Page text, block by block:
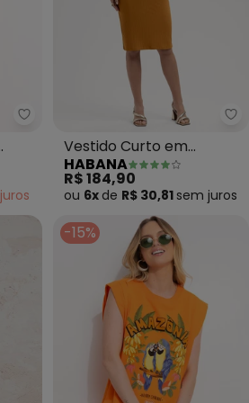
Colcci - Vestido Estampado
juros
Vestido Curto em
Canelado (Laranja)
HABANA
R$ 184,90
ou 6x de R$ 30,81 sem juros
-15%